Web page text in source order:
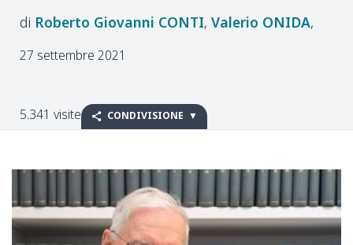
Roberto Giovanni CONTI Valerio ONIDA
27 settembre 2021
5.341 visite CONDIVISIONE